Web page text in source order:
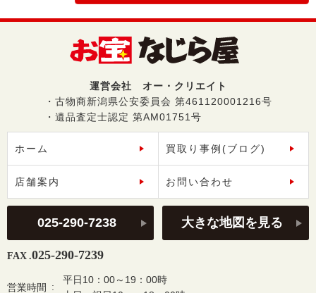
運営会社 オー・クリエイト
・古物商新潟県公安委員会 第461120001216号
・遺品査定士認定 第AM01751号
ホーム 買取り事例(ブログ)
店舗案内 お問い合わせ
025-290-7238 大きな地図を見る
FAX .025-290-7239
営業時間
平日10：00～19：00時